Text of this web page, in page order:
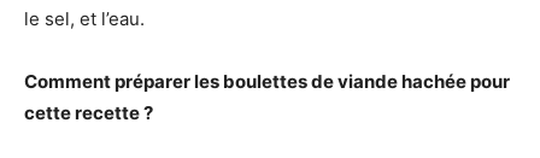
le sel, et l’eau.
Comment préparer les boulettes de viande hachée pour
cette recette ?